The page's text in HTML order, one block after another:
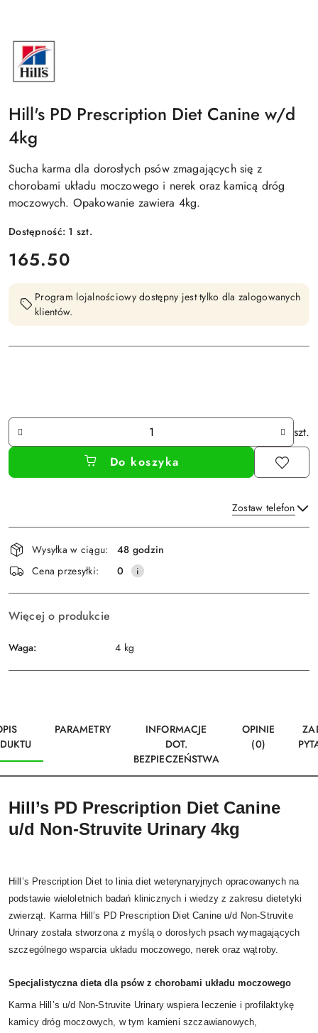
NAZWA
PRODUCENTA:
HILLS
Hill's PD Prescription Diet Canine w/d
4kg
Sucha karma dla dorosłych psów zmagających się z
chorobami układu moczowego i nerek oraz kamicą dróg
moczowych. Opakowanie zawiera 4kg.
Dostępność: 1 szt.
cena:
165.50
Program lojalnościowy dostępny jest tylko dla zalogowanych
klientów.
Ilość
szt.
Do koszyka
Zostaw telefon
Wyślij
Dostępność
i
dostawa
Wysyłka w ciągu:
48 godzin
Cena przesyłki:
0
Więcej o produkcie
Waga: 4 kg
PARAMETRY
INFORMACJE
DOT.
BEZPIECZEŃSTWA
OPINIE
(0)
Hill’s PD Prescription Diet Canine
u/d Non-Struvite Urinary 4kg
Hill’s Prescription Diet to linia diet weterynaryjnych opracowanych na
podstawie wieloletnich badań klinicznych i wiedzy z zakresu dietetyki
zwierząt. Karma Hill’s PD Prescription Diet Canine u/d Non-Struvite
Urinary została stworzona z myślą o dorosłych psach wymagających
szczególnego wsparcia układu moczowego, nerek oraz wątroby.
Specjalistyczna dieta dla psów z chorobami układu moczowego
Karma Hill’s u/d Non-Struvite Urinary wspiera leczenie i profilaktykę
kamicy dróg moczowych, w tym kamieni szczawianowych,